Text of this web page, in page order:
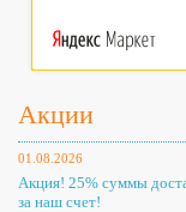
Акции
01.08.2026
Акция! 25% суммы
за наш счет!